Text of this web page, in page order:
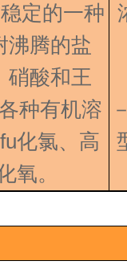
定的一种
沸腾的盐
硝酸和王
种有机溶
化氯、高
氧。